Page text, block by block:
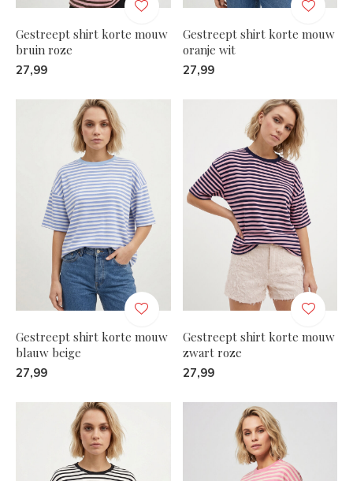
Gestreept shirt korte mouw
bruin roze
27,99
Gestreept shirt korte mouw
oranje wit
27,99
Gestreept shirt korte mouw
blauw beige
27,99
Gestreept shirt korte mouw
zwart roze
27,99